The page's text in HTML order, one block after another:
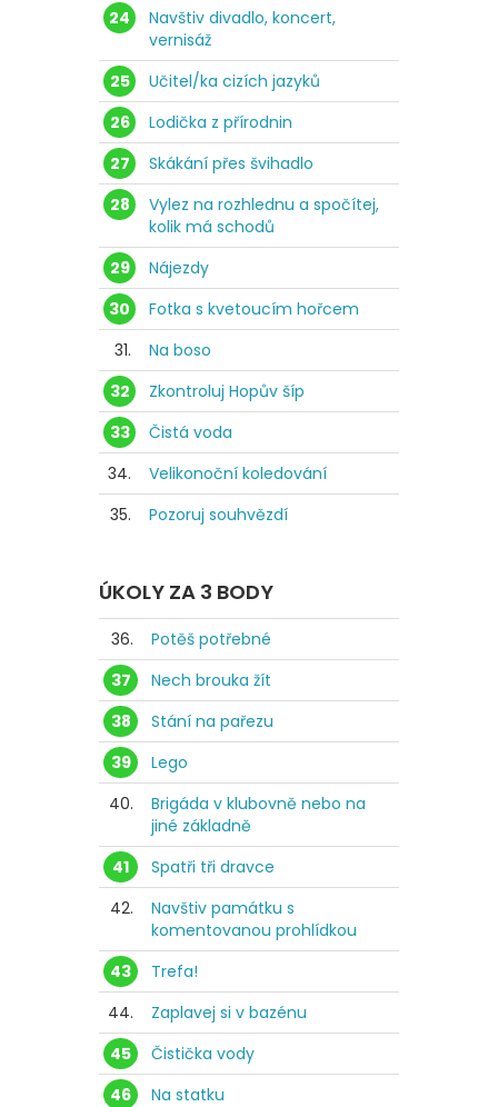
24
Navštiv divadlo, koncert,
vernisáž
25
Učitel/ka cizích jazyků
26
Lodička z přírodnin
27
Skákání přes švihadlo
28
Vylez na rozhlednu a spočítej,
kolik má schodů
29
Nájezdy
30
Fotka s kvetoucím hořcem
31.
Na boso
32
Zkontroluj Hopův šíp
33
Čistá voda
34.
Velikonoční koledování
35.
Pozoruj souhvězdí
ÚKOLY ZA 3 BODY
36.
Potěš potřebné
37
Nech brouka žít
38
Stání na pařezu
39
Lego
40.
Brigáda v klubovně nebo na
jiné základně
41
Spatři tři dravce
42.
Navštiv památku s
komentovanou prohlídkou
43
Trefa!
44.
Zaplavej si v bazénu
45
Čistička vody
46
Na statku